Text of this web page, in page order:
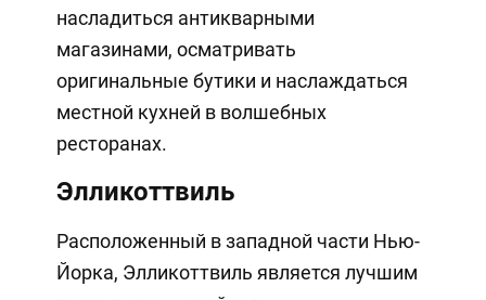
насладиться антикварными
магазинами, осматривать
оригинальные бутики и наслаждаться
местной кухней в волшебных
ресторанах.
Элликоттвиль
Расположенный в западной части Нью-
Йорка, Элликоттвиль является лучшим